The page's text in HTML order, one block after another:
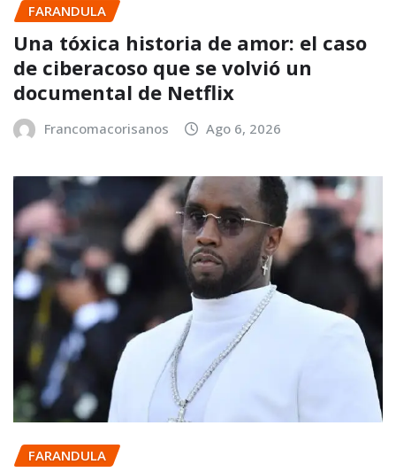
FARANDULA
Una tóxica historia de amor: el caso
de ciberacoso que se volvió un
documental de Netflix
Francomacorisanos Ago 6, 2026
FARANDULA